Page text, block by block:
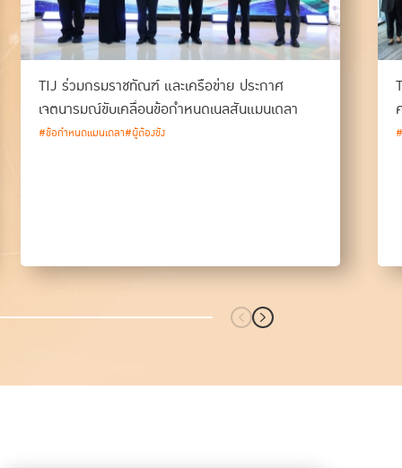
TIJ ร่วมกรมราชทัณฑ์ และเครือข่าย ประกาศ
เจตนารมณ์ขับเคลื่อนข้อกำหนดเนลสันแมนเดลา
#ข้อกำหนดแมนเดลา#ผู้ต้องขัง